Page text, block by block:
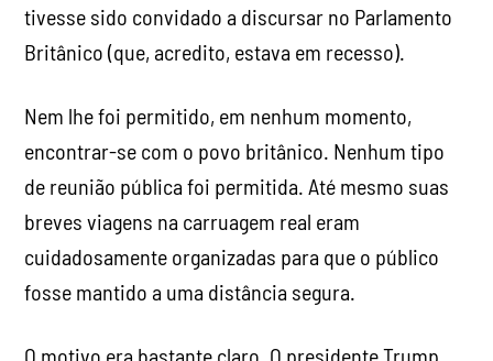
tivesse sido convidado a discursar no Parlamento
Britânico (que, acredito, estava em recesso).
Nem lhe foi permitido, em nenhum momento,
encontrar-se com o povo britânico. Nenhum tipo
de reunião pública foi permitida. Até mesmo suas
breves viagens na carruagem real eram
cuidadosamente organizadas para que o público
fosse mantido a uma distância segura.
O motivo era bastante claro. O presidente Trump